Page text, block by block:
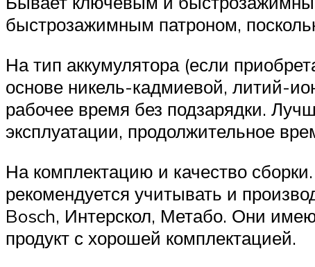
быстрозажимным патроном,
На тип аккумулятора (если
основе никель-кадмиевой, литий-
рабочее время без подзарядки.
эксплуатации, продолжительное
На комплектацию и качество
рекомендуется учитывать и
Bosch, Интерскол, Метабо. Они
продукт с хорошей комплектацией.